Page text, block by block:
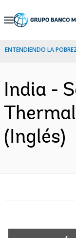
Skip
Navigation
ENTENDIENDO LA
India -
(Inglés)